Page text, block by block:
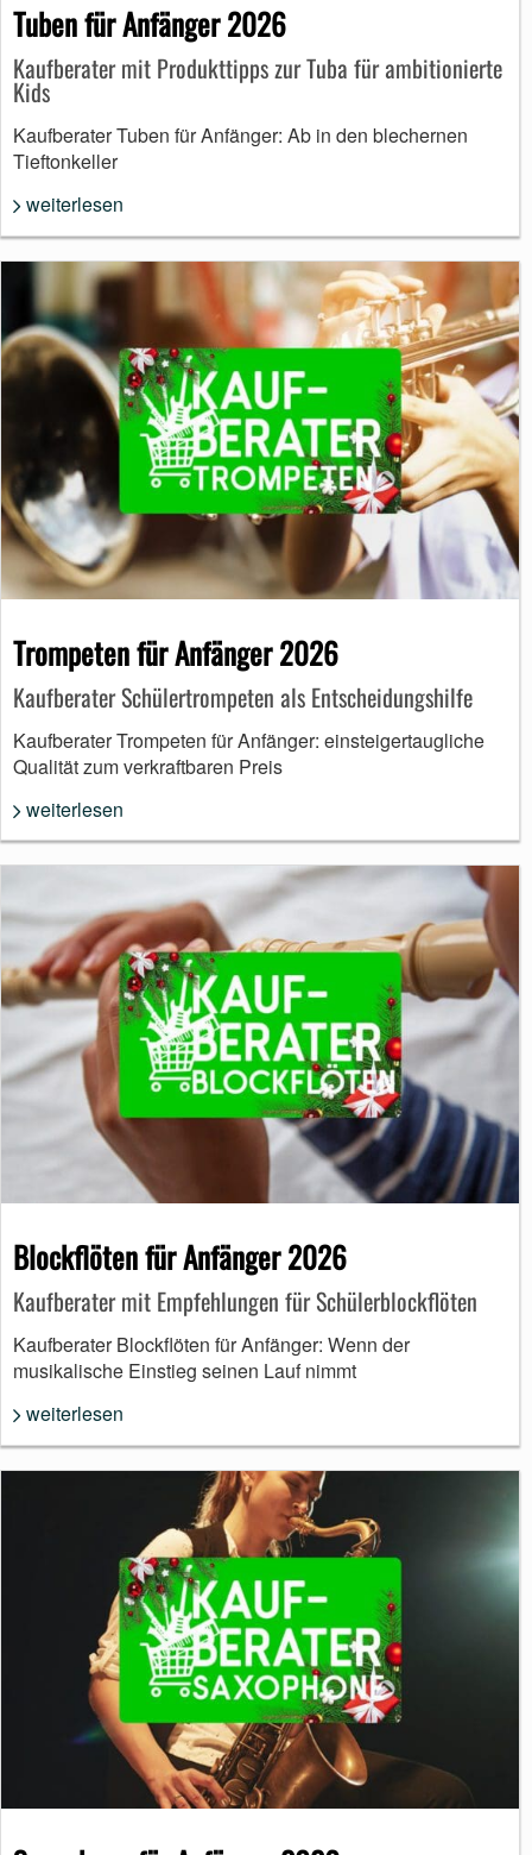
Tuben für Anfänger 2026
Kaufberater mit Produkttipps zur Tuba für ambitionierte
Kids
Kaufberater Tuben für Anfänger: Ab in den blechernen
Tieftonkeller
weiterlesen
Trompeten für Anfänger 2026
Kaufberater Schülertrompeten als Entscheidungshilfe
Kaufberater Trompeten für Anfänger: einsteigertaugliche
Qualität zum verkraftbaren Preis
weiterlesen
Blockflöten für Anfänger 2026
Kaufberater mit Empfehlungen für Schülerblockflöten
Kaufberater Blockflöten für Anfänger: Wenn der
musikalische Einstieg seinen Lauf nimmt
weiterlesen